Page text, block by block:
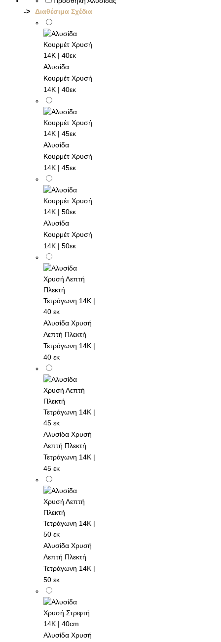
Διαθέσιμα Σχέδια
Αλυσίδα
Κουρμέτ Χρυσή
14K | 40εκ
Αλυσίδα
Κουρμέτ Χρυσή
14K | 45εκ
Αλυσίδα
Κουρμέτ Χρυσή
14K | 50εκ
Αλυσίδα Χρυσή
Λεπτή Πλεκτή
Τετράγωνη 14K |
40 εκ
Αλυσίδα Χρυσή
Λεπτή Πλεκτή
Τετράγωνη 14K |
45 εκ
Αλυσίδα Χρυσή
Λεπτή Πλεκτή
Τετράγωνη 14K |
50 εκ
Αλυσίδα Χρυσή